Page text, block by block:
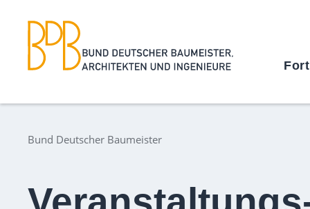
Bund Deutscher Baumeister